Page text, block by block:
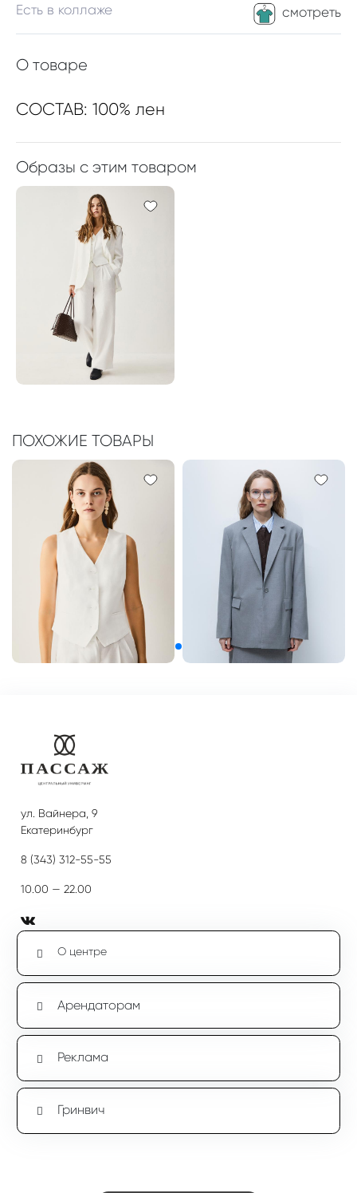
смотреть
Есть в коллаже
О товаре
СОСТАВ: 100% лен
Образы с этим товаром
ПОХОЖИЕ ТОВАРЫ
ул. Вайнера, 9
Екатеринбург
8 (343) 312-55-55
10.00 — 22.00
О центре
Арендаторам
Реклама
Гринвич